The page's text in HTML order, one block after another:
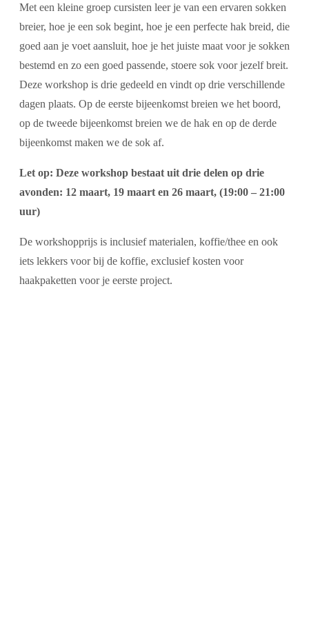
Met een kleine groep cursisten leer je van een ervaren sokken
breier, hoe je een sok begint, hoe je een perfecte hak breid, die
goed aan je voet aansluit, hoe je het juiste maat voor je sokken
bestemd en zo een goed passende, stoere sok voor jezelf breit.
Deze workshop is drie gedeeld en vindt op drie verschillende
dagen plaats. Op de eerste bijeenkomst breien we het boord,
op de tweede bijeenkomst breien we de hak en op de derde
bijeenkomst maken we de sok af.
Let op: Deze workshop bestaat uit drie delen op drie
avonden: 12 maart, 19 maart en 26 maart, (19:00 – 21:00
uur)
De workshopprijs is inclusief materialen, koffie/thee en ook
iets lekkers voor bij de koffie, exclusief kosten voor
haakpaketten voor je eerste project.